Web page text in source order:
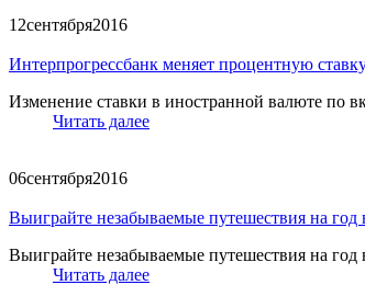
12сентября2016
Интерпрогрессбанк меняет процентную
Изменение ставки в иностранной валюте по
Читать далее
06сентября2016
Выиграйте незабываемые путешествия на год
Выиграйте незабываемые путешествия на год
Читать далее